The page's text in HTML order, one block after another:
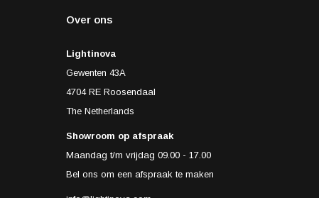
Over ons
Lightinova
Gewenten 43A
4704 RE Roosendaal
The Netherlands
Showroom op afspraak
Maandag t/m vrijdag 09.00 - 17.00
Bel ons om een afspraak te maken